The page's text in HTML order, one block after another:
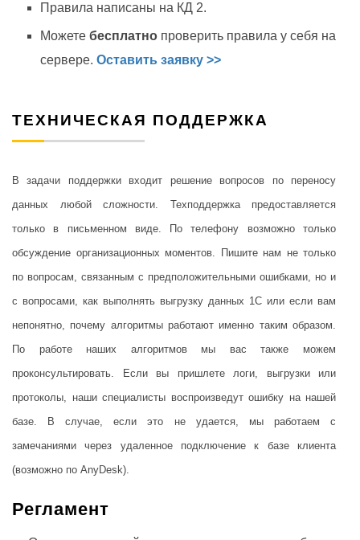
Правила написаны на КД 2.
Можете бесплатно проверить правила у себя на
сервере. Оставить заявку >>
ТЕХНИЧЕСКАЯ ПОДДЕРЖКА
В задачи поддержки входит решение вопросов по переносу
данных любой сложности. Техподдержка предоставляется
только в письменном виде. По телефону возможно только
обсуждение организационных моментов. Пишите нам не только
по вопросам, связанным с предположительными ошибками, но и
с вопросами, как выполнять выгрузку данных 1С или если вам
непонятно, почему алгоритмы работают именно таким образом.
По работе наших алгоритмов мы вас также можем
проконсультировать. Если вы пришлете логи, выгрузки или
протоколы, наши специалисты воспроизведут ошибку на нашей
базе. В случае, если это не удается, мы работаем с
замечаниями через удаленное подключение к базе клиента
(возможно по AnyDesk).
Регламент